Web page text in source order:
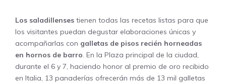
Los saladillenses tienen todas las recetas listas para que
los visitantes puedan degustar elaboraciones únicas y
acompañarlas con galletas de pisos recién horneadas
en hornos de barro. En la Plaza principal de la ciudad,
durante el 6 y 7, haciendo honor al premio de oro recibido
en Italia, 13 panaderías ofrecerán más de 13 mil galletas